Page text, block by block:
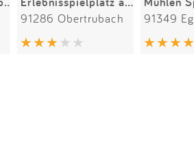
91286 Obertrubach 91349